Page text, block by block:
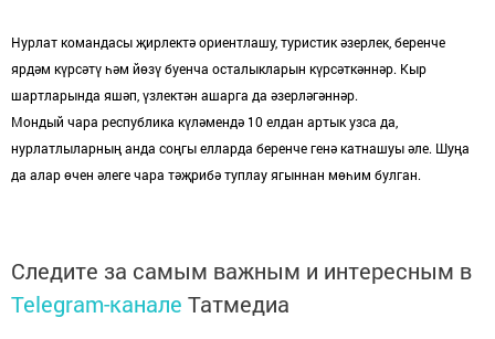
Нурлат командасы җирлектә ориентлашу, туристик әзерлек, беренче
ярдәм күрсәтү һәм йөзү буенча осталыкларын күрсәткәннәр. Кыр
шартларында яшәп, үзлектән ашарга да әзерләгәннәр.
Мондый чара республика күләмендә 10 елдан артык узса да,
нурлатлыларның анда соңгы елларда беренче генә катнашуы әле. Шуңа
да алар өчен әлеге чара тәҗрибә туплау ягыннан мөһим булган.
Следите за самым важным и интересным в
Telegram-канале Татмедиа